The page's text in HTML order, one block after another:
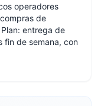
operadores
de
entrega de
fin de semana, con